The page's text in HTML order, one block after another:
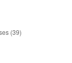
(39)